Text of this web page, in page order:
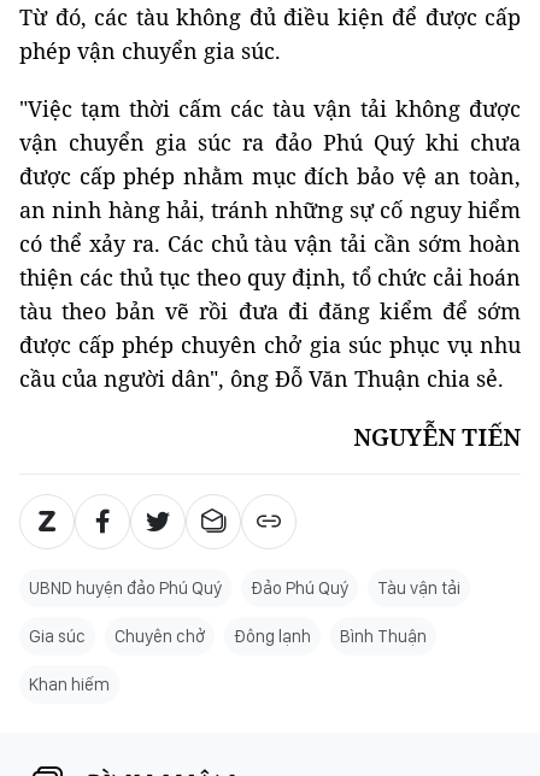
Từ đó, các tàu không đủ điều kiện để được cấp
phép vận chuyển gia súc.
"Việc tạm thời cấm các tàu vận tải không được
vận chuyển gia súc ra đảo Phú Quý khi chưa
được cấp phép nhằm mục đích bảo vệ an toàn,
an ninh hàng hải, tránh những sự cố nguy hiểm
có thể xảy ra. Các chủ tàu vận tải cần sớm hoàn
thiện các thủ tục theo quy định, tổ chức cải hoán
tàu theo bản vẽ rồi đưa đi đăng kiểm để sớm
được cấp phép chuyên chở gia súc phục vụ nhu
cầu của người dân", ông Đỗ Văn Thuận chia sẻ.
NGUYỄN TIẾN
UBND huyện đảo Phú Quý Đảo Phú Quý Tàu vận tải
Gia súc Chuyên chở Đông lạnh Bình Thuận
Khan hiếm